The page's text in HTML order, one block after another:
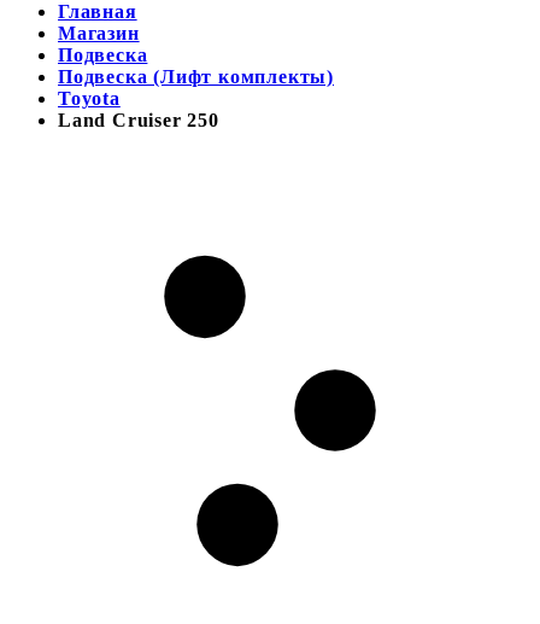
Главная
Магазин
Подвеска
Подвеска (Лифт комплекты)
Toyota
Land Cruiser 250